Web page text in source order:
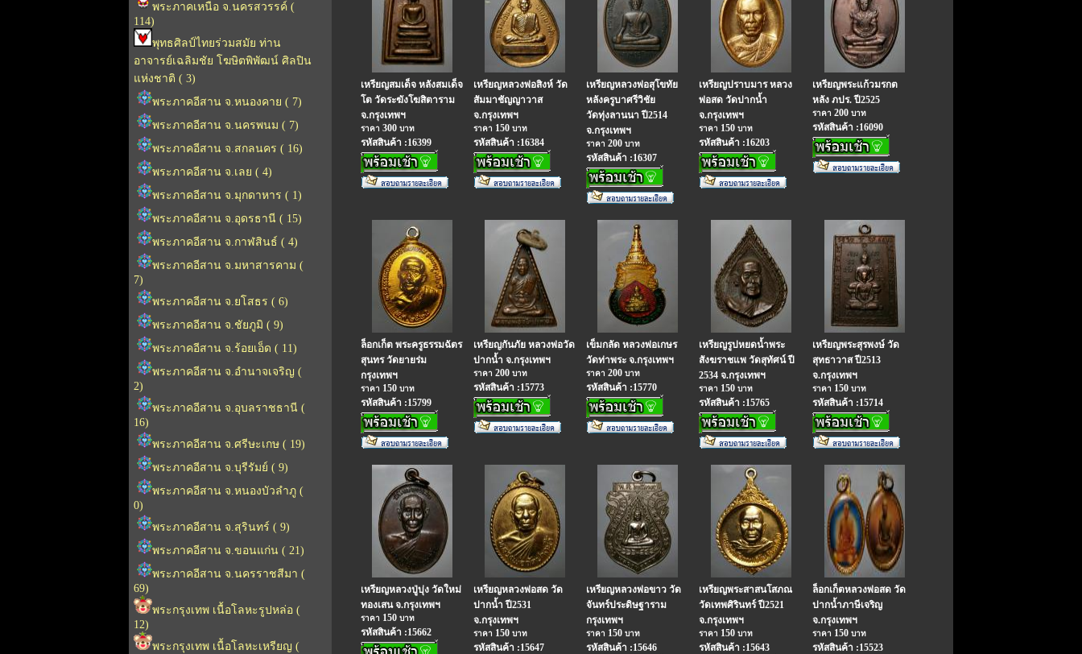
พระภาคเหนือ จ.นครสวรรค์ (
114)
พุทธศิลป์ไทยร่วมสมัย ท่าน
อาจารย์เฉลิมชัย โฆษิตพิพัฒน์ ศิลปิน
แห่งชาติ ( 3)
พระภาคอีสาน จ.หนองคาย ( 7)
พระภาคอีสาน จ.นครพนม ( 7)
พระภาคอีสาน จ.สกลนคร ( 16)
พระภาคอีสาน จ.เลย ( 4)
พระภาคอีสาน จ.มุกดาหาร ( 1)
พระภาคอีสาน จ.อุดรธานี ( 15)
พระภาคอีสาน จ.กาฬสินธ์ ( 4)
พระภาคอีสาน จ.มหาสารคาม (
7)
พระภาคอีสาน จ.ยโสธร ( 6)
พระภาคอีสาน จ.ชัยภูมิ ( 9)
พระภาคอีสาน จ.ร้อยเอ็ด ( 11)
พระภาคอีสาน จ.อำนาจเจริญ (
2)
พระภาคอีสาน จ.อุบลราชธานี (
16)
พระภาคอีสาน จ.ศรีษะเกษ ( 19)
พระภาคอีสาน จ.บุรีรัมย์ ( 9)
พระภาคอีสาน จ.หนองบัวลำภู (
0)
พระภาคอีสาน จ.สุรินทร์ ( 9)
พระภาคอีสาน จ.ขอนแก่น ( 21)
พระภาคอีสาน จ.นครราชสีมา (
69)
พระกรุงเทพ เนื้อโลหะรูปหล่อ (
12)
พระกรุงเทพ เนื้อโลหะเหรียญ (
เหรียญสมเด็จ หลังสมเด็จ
โต วัดระฆังโฆสิตาราม
จ.กรุงเทพฯ
ราคา 300 บาท
รหัสสินค้า :16399
เหรียญหลวงพ่อสิงห์ วัด
สัมมาชัญญาวาส
จ.กรุงเทพฯ
ราคา 150 บาท
รหัสสินค้า :16384
เหรียญหลวงพ่อสุโขทัย
หลังครูบาศรีวิชัย
วัดทุ่งลานนา ปี2514
จ.กรุงเทพฯ
ราคา 200 บาท
รหัสสินค้า :16307
เหรียญปราบมาร หลวง
พ่อสด วัดปากน้ำ
จ.กรุงเทพฯ
ราคา 150 บาท
รหัสสินค้า :16203
เหรียญพระแก้วมรกต
หลัง ภปร. ปี2525
ราคา 200 บาท
รหัสสินค้า :16090
ล็อกเก็ต พระครูธรรมฉัตร
สุนทร วัดยายร่ม
กรุงเทพฯ
ราคา 150 บาท
รหัสสินค้า :15799
เหรียญกันภัย หลวงพ่อวัด
ปากน้ำ จ.กรุงเทพฯ
ราคา 200 บาท
รหัสสินค้า :15773
เข็มกลัด หลวงพ่อเกษร
วัดท่าพระ จ.กรุงเทพฯ
ราคา 200 บาท
รหัสสินค้า :15770
เหรียญรูปหยดน้ำพระ
สังฆราชแพ วัดสุทัศน์ ปี
2534 จ.กรุงเทพฯ
ราคา 150 บาท
รหัสสินค้า :15765
เหรียญพระสุรพงษ์ วัด
สุทธาวาส ปี2513
จ.กรุงเทพฯ
ราคา 150 บาท
รหัสสินค้า :15714
เหรียญหลวงปู่บุ่ง วัดใหม่
ทองเสน จ.กรุงเทพฯ
ราคา 150 บาท
รหัสสินค้า :15662
เหรียญหลวงพ่อสด วัด
ปากน้ำ ปี2531
จ.กรุงเทพฯ
ราคา 150 บาท
รหัสสินค้า :15647
เหรียญหลวงพ่อขาว วัด
จันทร์ประดิษฐาราม
กรุงเทพฯ
ราคา 150 บาท
รหัสสินค้า :15646
เหรียญพระสาสนโสภณ
วัดเทพศิรินทร์ ปี2521
จ.กรุงเทพฯ
ราคา 150 บาท
รหัสสินค้า :15643
ล็อกเก็ตหลวงพ่อสด วัด
ปากน้ำภาษีเจริญ
จ.กรุงเทพฯ
ราคา 150 บาท
รหัสสินค้า :15523